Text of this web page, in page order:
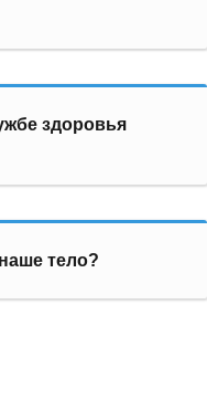
здоровья
тело?